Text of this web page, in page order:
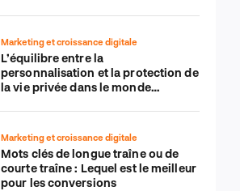
Marketing et croissance digitale
L’équilibre entre la
personnalisation et la protection de
la vie privée dans le monde
Marketing et croissance digitale
Mots clés de longue traîne ou de
courte traîne : Lequel est le meilleur
pour les conversions